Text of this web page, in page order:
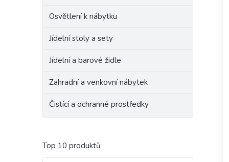
Osvětlení k nábytku
Jídelní stoly a sety
Jídelní a barové židle
Zahradní a venkovní nábytek
Čistící a ochranné prostředky
Top 10 produktů